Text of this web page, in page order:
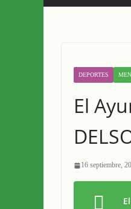
DEPORTES
El
16 septiembre,